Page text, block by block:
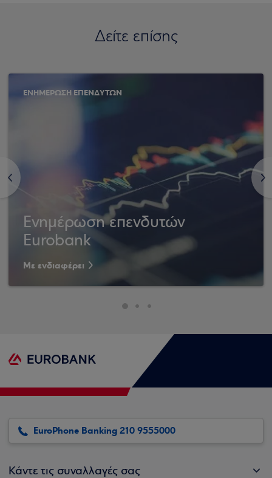
Δείτε επίσης
<
ΕΝΗΜΕΡΩΣΗ ΕΠΕΝΔΥΤΩΝ
Ενημέρωση επενδυτών
Eurobank
Με ενδιαφέρει
>
EuroPhone Banking 210 9555000
Κάντε τις συναλλαγές σας